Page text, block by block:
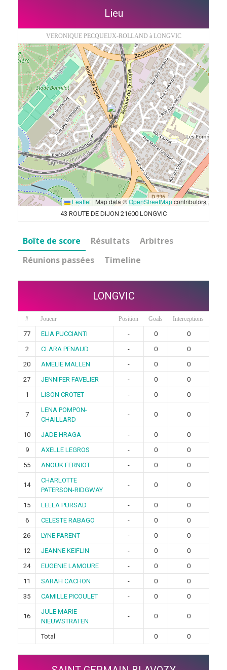
Lieu
VERONIQUE PECQUEUX-ROLLAND à LONGVIC
Leaflet | Map data ©OpenStreetMapcontributors
43 ROUTE DE DIJON 21600 LONGVIC
Boîte de score Résultats
Arbitres
Réunions passées
Timeline
LONGVIC
# Joueur Position Goals Interceptions
77 ELIA PUCCIANTI - 0
0
2
CLARA PENAUD - 0
0
20
AMELIE MALLEN - 0
0
27
JENNIFER FAVELIER - 0
0
1
LISON CROTET - 0 0
7
LENA POMPON-
CHAILLARD
- 0 0
10 JADE HRAGA - 0
0
9
AXELLE LEGROS - 0
0
55
ANOUK FERNIOT - 0 0
14
CHARLOTTE
PATERSON-RIDGWAY
- 0 0
15 LEELA PURSAD - 0
0
6
CELESTE RABAGO - 0
0
26
LYNE PARENT - 0
0
12
JEANNE KEIFLIN - 0
0
24
EUGENIE LAMOURE - 0
0
11
SARAH CACHON - 0
0
35
CAMILLE PICOULET - 0 0
16
JULE MARIE
NIEUWSTRATEN
- 0 0
Total 0 0